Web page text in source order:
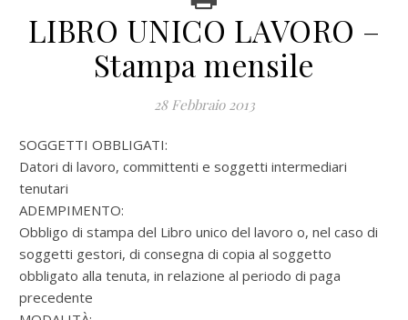
LIBRO UNICO LAVORO –
Stampa mensile
28 Febbraio 2013
SOGGETTI OBBLIGATI:
Datori di lavoro, committenti e soggetti intermediari
tenutari
ADEMPIMENTO:
Obbligo di stampa del Libro unico del lavoro o, nel caso di
soggetti gestori, di consegna di copia al soggetto
obbligato alla tenuta, in relazione al periodo di paga
precedente